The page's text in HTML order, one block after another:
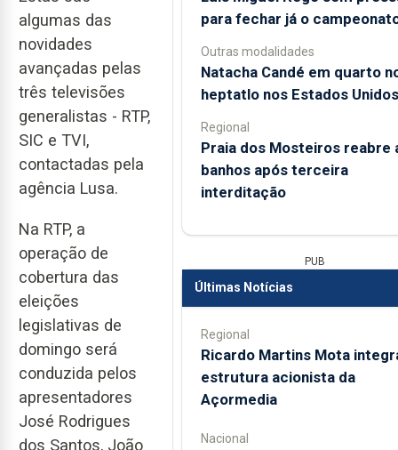
algumas das
novidades
avançadas pelas
três televisões
generalistas - RTP,
SIC e TVI,
contactadas pela
agência Lusa.
Na RTP, a
operação de
cobertura das
eleições
legislativas de
domingo será
conduzida pelos
apresentadores
José Rodrigues
dos Santos, João
para fechar já o
Outras modalidades
Natacha Candé em quarto
heptatlo nos Estados Unidos
Regional
Praia dos Mosteiros reabre
banhos após terceira
interditação
PUB
Últimas Notícias
Regional
Ricardo Martins Mota
estrutura acionista da
Açormedia
Nacional